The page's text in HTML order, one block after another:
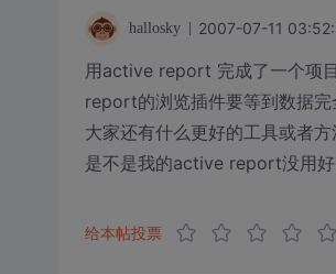
hallosky 2007-07-11
用active report 完成了一个项
report的浏览插件要等到数据
大家还有什么更好的工具或者
是不是我的active report没用
给本帖投票